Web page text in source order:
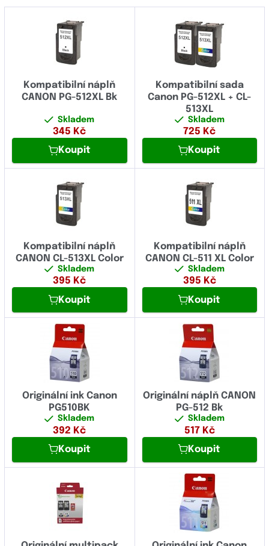
Kompatibilní náplň
CANON PG-512XL Bk
Skladem
345 Kč
Koupit
Kompatibilní sada
Canon PG-512XL + CL-
513XL
Skladem
725 Kč
Koupit
Kompatibilní náplň
CANON CL-513XL Color
Skladem
395 Kč
Koupit
Kompatibilní náplň
CANON CL-511 XL Color
Skladem
395 Kč
Koupit
Originální ink Canon
PG510BK
Skladem
392 Kč
Koupit
Originální náplň CANON
PG-512 Bk
Skladem
517 Kč
Koupit